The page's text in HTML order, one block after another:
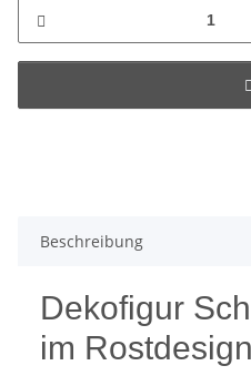
Beschreibung
Dekofigur
im